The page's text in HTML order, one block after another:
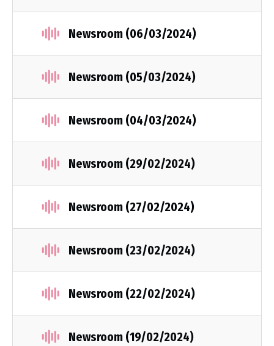
Newsroom (06/03/2024)
Newsroom (05/03/2024)
Newsroom (04/03/2024)
Newsroom (29/02/2024)
Newsroom (27/02/2024)
Newsroom (23/02/2024)
Newsroom (22/02/2024)
Newsroom (19/02/2024)